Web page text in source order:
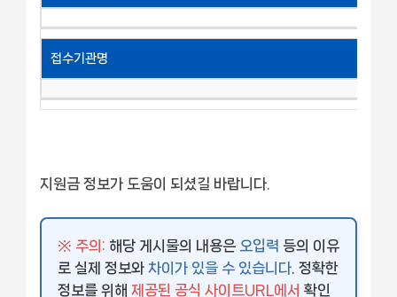
접수기관명
지원금 정보가 도움이 되셨길 바랍니다.
※ 주의: 해당 게시물의 내용은 오입력 등의 이유
로 실제 정보와 차이가 있을 수 있습니다 . 정확한
정보를 위해 제공된 공식 사이트URL에서 확인